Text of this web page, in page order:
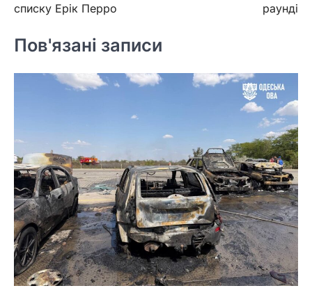
списку Ерік Перро
раунді
Пов'язані записи